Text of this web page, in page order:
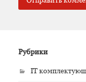
Рубрики
IT